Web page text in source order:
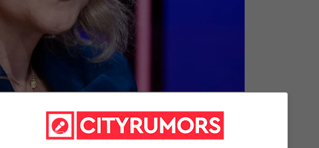
– cityrumors.it
premio Strega nel 2019, continua a far